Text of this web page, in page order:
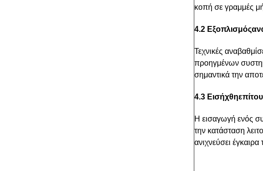
κοπή σε γραμμές
4.2 Εξοπλισμός
Τεχνικές
προηγμένων
σημαντικά την
4.3 Εισήχθηεπί
Η εισαγωγή ενός
την κατάσταση
ανιχνεύσει